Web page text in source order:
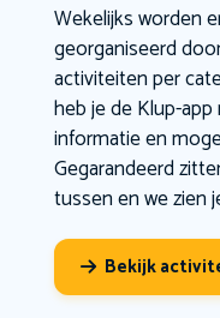
Wekelijks worden
georganiseerd
activiteiten per
heb je de Klup-
informatie en
Gegarandeerd
tussen en we zien
Bekijk